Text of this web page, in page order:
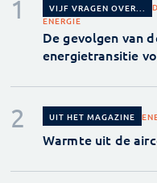
VIJF VRAGEN OVER...
ENERGIE
De gevolgen van
energietransitie
UIT HET MAGAZINE
Warmte uit de